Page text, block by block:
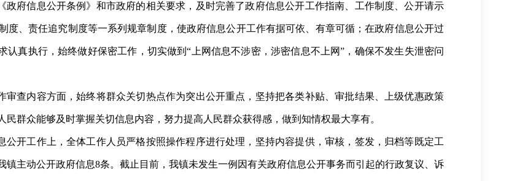
政府信息公开条例》和市政府的相关要求，及时完善了政府信息公开工作指南、工作制度、公开请示
度、责任追究制度等一系列规章制度，使政府信息公开工作有据可依、有章可循；在政府信息公开过
认真执行，始终做好保密工作，切实做到“ 上网信息不涉密，涉密信息不上网” ，确保不发生失泄密问
审查内容方面，始终将群众关切热点作为突出公开重点，坚持把各类补贴、审批结果、上级优惠政策
群众能够及时掌握关切信息内容，努力提高人民群众获得感，做到知情权最大享有。
公开工作上，全体工作人员严格按照操作程序进行处理，坚持内容提供，审核，签发，归档等既定工
镇主动公开政府信息8条。截止目前，我镇未发生一例因有关政府信息公开事务而引起的行政复议、诉